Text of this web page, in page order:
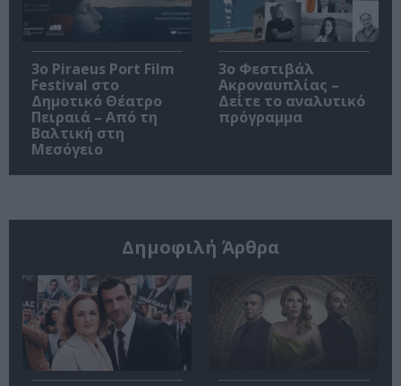
3o Piraeus Port Film
Festival στο
Δημοτικό Θέατρο
Πειραιά – Από τη
Βαλτική στη
Μεσόγειο
3ο Φεστιβάλ
Ακροναυπλίας –
Δείτε το αναλυτικό
πρόγραμμα
Δημοφιλή Άρθρα